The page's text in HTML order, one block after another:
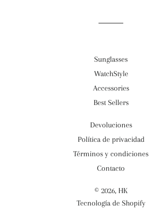
Sunglasses
WatchStyle
Accessories
Best Sellers
Devoluciones
Política de privacidad
Términos y condiciones
Contacto
© 2026, HK
Tecnología de Shopify